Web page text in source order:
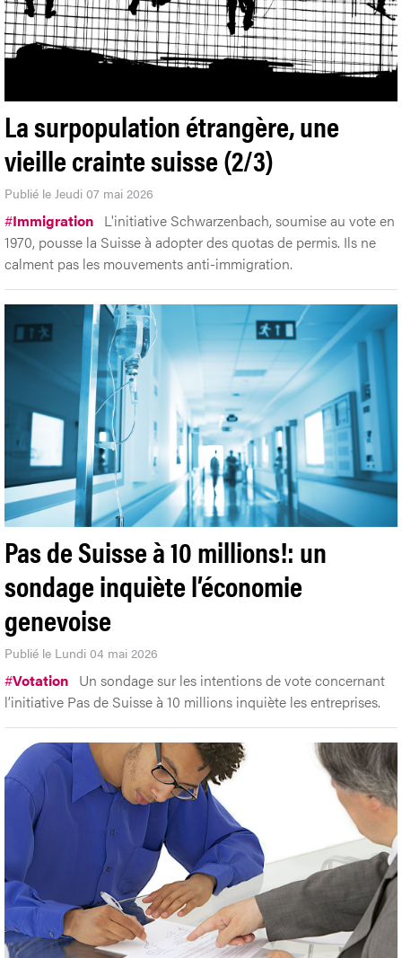
La surpopulation étrangère, une
vieille crainte suisse (2/3)
Publié le Jeudi 07 mai 2026
#Immigration L'initiative Schwarzenbach, soumise au vote en
1970, pousse la Suisse à adopter des quotas de permis. Ils ne
calment pas les mouvements anti-immigration.
Pas de Suisse à 10 millions!: un
sondage inquiète l’économie
genevoise
Publié le Lundi 04 mai 2026
#Votation Un sondage sur les intentions de vote concernant
l’initiative Pas de Suisse à 10 millions inquiète les entreprises.